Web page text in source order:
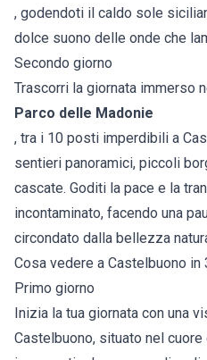
, godendoti il caldo sole
dolce suono delle onde che
Secondo giorno
Trascorri la giornata immerso
Parco delle Madonie
, tra i 10 posti imperdibili a
sentieri panoramici, piccoli
cascate. Goditi la pace e la
incontaminato, facendo una
circondato dalla bellezza
Cosa vedere a Castelbuono in
Primo giorno
Inizia la tua giornata con una
Castelbuono, situato nel